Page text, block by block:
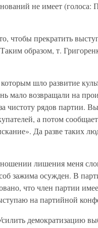
не имеет (голоса:
чтобы прекратить
образом, т.
шло развитие
мало возвращали на
чистоту рядов партии.
а потом
Да разве таких
лишения меня
зажима осужден. В
что член партии
на партийной
демократизацию